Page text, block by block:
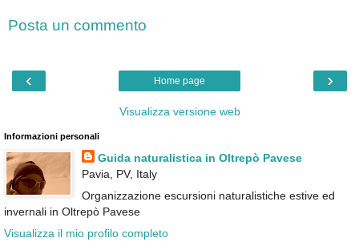
Posta un commento
‹ ›
Home page
Visualizza versione web
Informazioni personali
Guida naturalistica in Oltrepò Pavese
Pavia, PV, Italy
Organizzazione escursioni naturalistiche estive ed
invernali in Oltrepò Pavese
Visualizza il mio profilo completo